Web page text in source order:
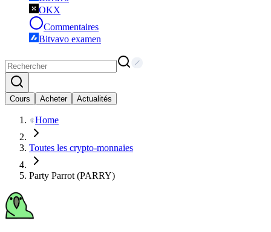
OKX
Commentaires
Bitvavo examen
Cours Acheter Actualités
Home
Toutes les crypto-monnaies
Party Parrot (PARRY)